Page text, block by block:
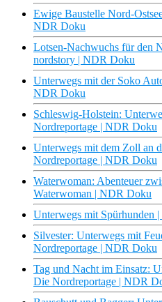
Ewige Baustelle Nord-
NDR Doku
Lotsen-Nachwuchs für den
nordstory | NDR Doku
Unterwegs mit der Soko
NDR Doku
Schleswig-Holstein:
Nordreportage | NDR Doku
Unterwegs mit dem Zoll an
Nordreportage | NDR Doku
Waterwoman: Abenteuer
Waterwoman | NDR Doku
Unterwegs mit Spürhunden
Silvester: Unterwegs mit
Nordreportage | NDR Doku
Tag und Nacht im Einsatz:
Die Nordreportage | NDR